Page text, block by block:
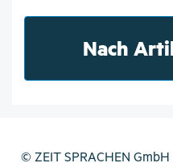
Nach
© ZEIT SPRACHEN GmbH